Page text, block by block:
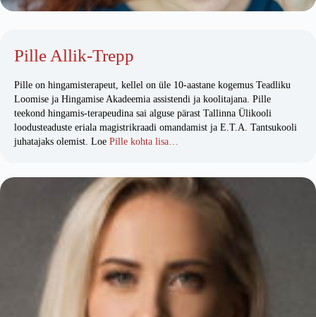
Pille Allik-Trepp
Pille on hingamisterapeut, kellel on üle 10-aastane kogemus Teadliku
Loomise ja Hingamise Akadeemia assistendi ja koolitajana. Pille
teekond hingamis-terapeudina sai alguse pärast Tallinna Ülikooli
loodusteaduste eriala magistrikraadi omandamist ja E.T.A. Tantsukooli
juhatajaks olemist. Loe Pille kohta lisa…